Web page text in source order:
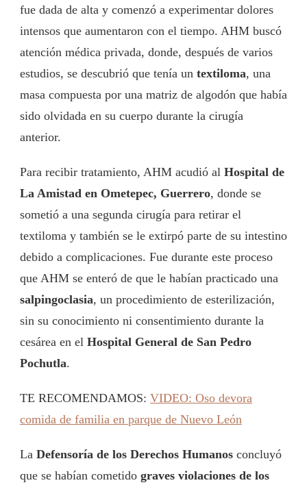
fue dada de alta y comenzó a experimentar dolores
intensos que aumentaron con el tiempo. AHM buscó
atención médica privada, donde, después de varios
estudios, se descubrió que tenía un textiloma, una
masa compuesta por una matriz de algodón que había
sido olvidada en su cuerpo durante la cirugía
anterior.
Para recibir tratamiento, AHM acudió al Hospital de
La Amistad en Ometepec, Guerrero, donde se
sometió a una segunda cirugía para retirar el
textiloma y también se le extirpó parte de su intestino
debido a complicaciones. Fue durante este proceso
que AHM se enteró de que le habían practicado una
salpingoclasia, un procedimiento de esterilización,
sin su conocimiento ni consentimiento durante la
cesárea en el Hospital General de San Pedro
Pochutla.
TE RECOMENDAMOS: VIDEO: Oso devora
comida de familia en parque de Nuevo León
La Defensoría de los Derechos Humanos concluyó
que se habían cometido graves violaciones de los